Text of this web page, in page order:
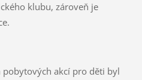
klubu, zároveň je
pobytových akcí pro děti byl